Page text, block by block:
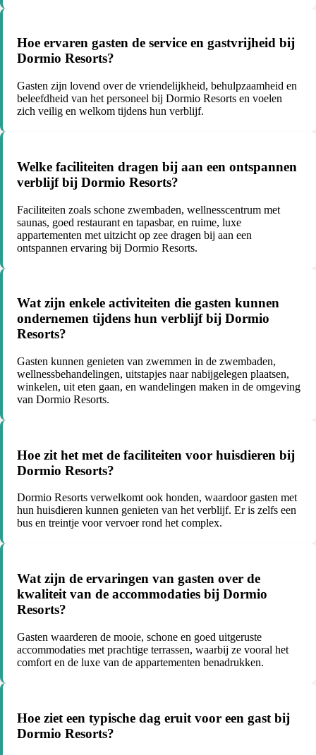
Hoe ervaren gasten de service en gastvrijheid bij
Dormio Resorts?
Gasten zijn lovend over de vriendelijkheid, behulpzaamheid en
beleefdheid van het personeel bij Dormio Resorts en voelen
zich veilig en welkom tijdens hun verblijf.
Welke faciliteiten dragen bij aan een ontspannen
verblijf bij Dormio Resorts?
Faciliteiten zoals schone zwembaden, wellnesscentrum met
saunas, goed restaurant en tapasbar, en ruime, luxe
appartementen met uitzicht op zee dragen bij aan een
ontspannen ervaring bij Dormio Resorts.
Wat zijn enkele activiteiten die gasten kunnen
ondernemen tijdens hun verblijf bij Dormio
Resorts?
Gasten kunnen genieten van zwemmen in de zwembaden,
wellnessbehandelingen, uitstapjes naar nabijgelegen plaatsen,
winkelen, uit eten gaan, en wandelingen maken in de omgeving
van Dormio Resorts.
Hoe zit het met de faciliteiten voor huisdieren bij
Dormio Resorts?
Dormio Resorts verwelkomt ook honden, waardoor gasten met
hun huisdieren kunnen genieten van het verblijf. Er is zelfs een
bus en treintje voor vervoer rond het complex.
Wat zijn de ervaringen van gasten over de
kwaliteit van de accommodaties bij Dormio
Resorts?
Gasten waarderen de mooie, schone en goed uitgeruste
accommodaties met prachtige terrassen, waarbij ze vooral het
comfort en de luxe van de appartementen benadrukken.
Hoe ziet een typische dag eruit voor een gast bij
Dormio Resorts?